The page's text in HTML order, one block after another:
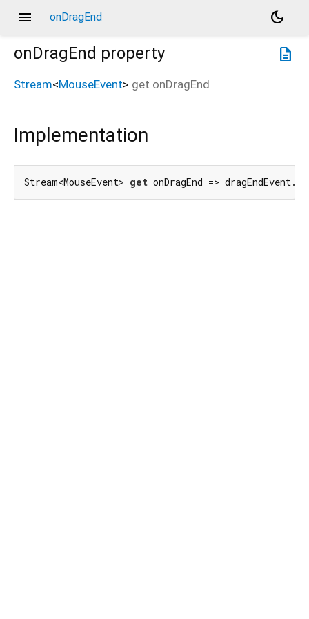
menu onDragEnd
dark_mode
description
onDragEnd property
Stream<MouseEvent> get onDragEnd
Implementation
Stream<MouseEvent> get onDragEnd =>